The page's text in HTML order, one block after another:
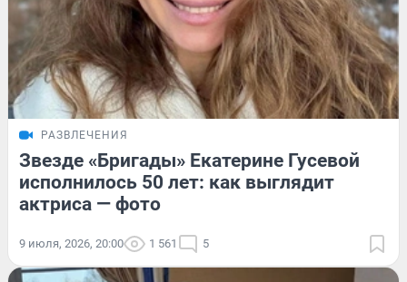
РАЗВЛЕЧЕНИЯ
Звезде «Бригады» Екатерине Гусевой
исполнилось 50 лет: как выглядит
актриса — фото
9 июля, 2026, 20:00 1 561 5